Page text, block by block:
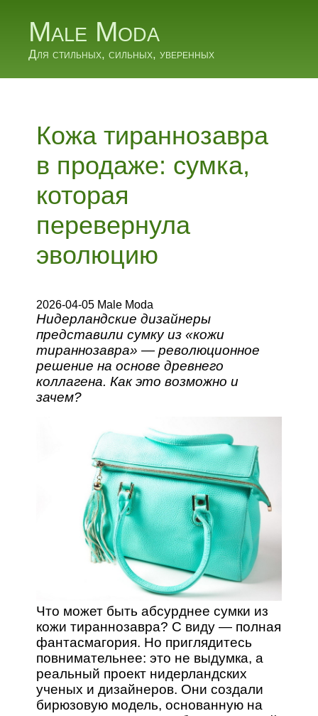
Male Moda
Для стильных, сильных, уверенных
Кожа тираннозавра
в продаже: сумка,
которая
перевернула
эволюцию
2026-04-05 Male Moda
Нидерландские дизайнеры
представили сумку из «кожи
тираннозавра» — революционное
решение на основе древнего
коллагена. Как это возможно и
зачем?
Что может быть абсурднее сумки из
кожи тираннозавра? С виду — полная
фантасмагория. Но приглядитесь
повнимательнее: это не выдумка, а
реальный проект нидерландских
ученых и дизайнеров. Они создали
бирюзовую модель, основанную на